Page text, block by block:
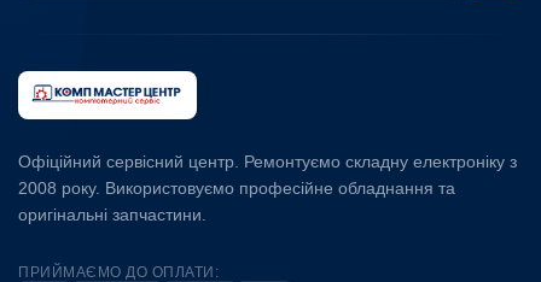
Офіційний сервісний центр. Ремонтуємо складну електроніку з
2008 року. Використовуємо професійне обладнання та
оригінальні запчастини.
ПРИЙМАЄМО ДО ОПЛАТИ: